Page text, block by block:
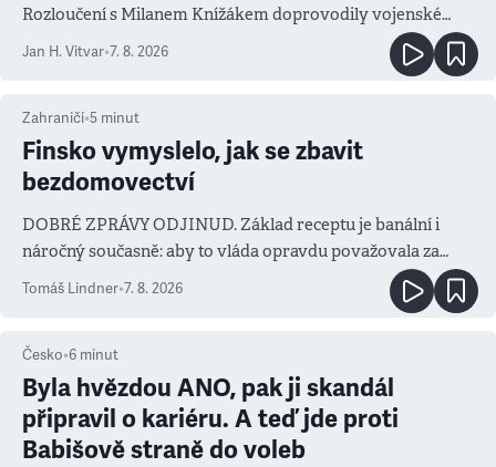
Rozloučení s Milanem Knížákem doprovodily vojenské
salvy i kritika pokrokářů
Jan H. Vitvar•7. 8. 2026
Zahraničí•5 minut
Finsko vymyslelo, jak se zbavit
bezdomovectví
DOBRÉ ZPRÁVY ODJINUD. Základ receptu je banální i
náročný současně: aby to vláda opravdu považovala za
prioritu
Tomáš Lindner•7. 8. 2026
Česko•6 minut
Byla hvězdou ANO, pak ji skandál
připravil o kariéru. A teď jde proti
Babišově straně do voleb